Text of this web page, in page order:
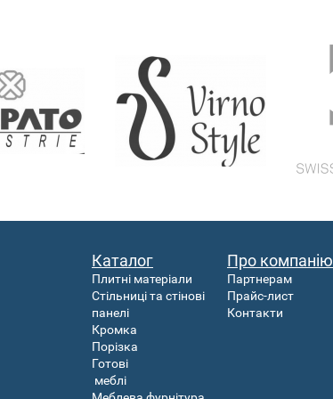
Каталог
Плитні матеріали
Стільниці та стінові
панелі
Кромка
Порізка
Готові
меблі
Про компанію
Партнерам
Прайс-лист
Контакти